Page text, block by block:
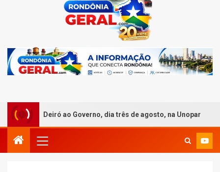
Deiró ao Governo, dia três de agosto, na Unopar